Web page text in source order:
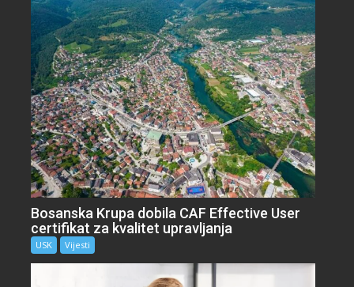
Bosanska Krupa dobila CAF Effective User
certifikat za kvalitet upravljanja
USK Vijesti